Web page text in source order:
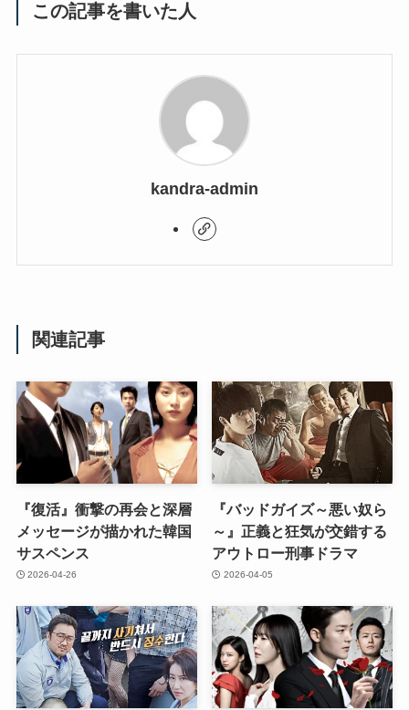
この記事を書いた人
kandra-admin
関連記事
『復活』衝撃の再会と深層
メッセージが描かれた韓国
サスペンス
2026-04-26
『バッドガイズ～悪い奴ら
～』正義と狂気が交錯する
アウトロー刑事ドラマ
2026-04-05